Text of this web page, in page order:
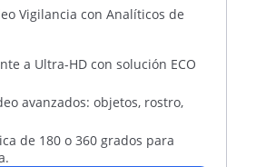
Vigilancia con Analíticos de
a Ultra-HD con solución ECO
avanzados: objetos, rostro,
de 180 o 360 grados para